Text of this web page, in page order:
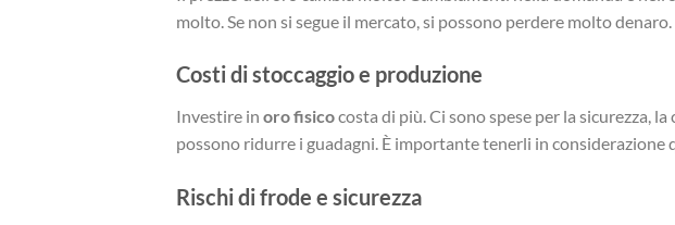
molto. Se non si segue il mercato, si possono perdere molto denaro.
Costi di stoccaggio e produzione
Investire in oro fisicocosta di più. Ci sono spese per la sicurezza,
possono ridurre i guadagni. È importante tenerli in considerazione
Rischi di frode e sicurezza